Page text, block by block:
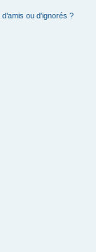
ou d’ignorés ?